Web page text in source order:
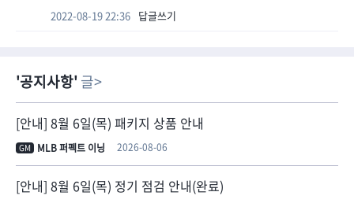
2022-08-19 22:36 답글쓰기
공지사항 글
[안내] 8월 6일(목) 패키지 상품 안내
GM MLB 퍼펙트 이닝 2026-08-06
[안내] 8월 6일(목) 정기 점검 안내(완료)